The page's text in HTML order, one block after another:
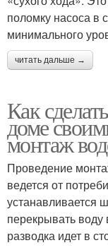
поломку насоса в
минимального
читать дальше →
Как
доме
монтаж
Проведение
ведется от
устанавливается
перекрывать
разводка идет в